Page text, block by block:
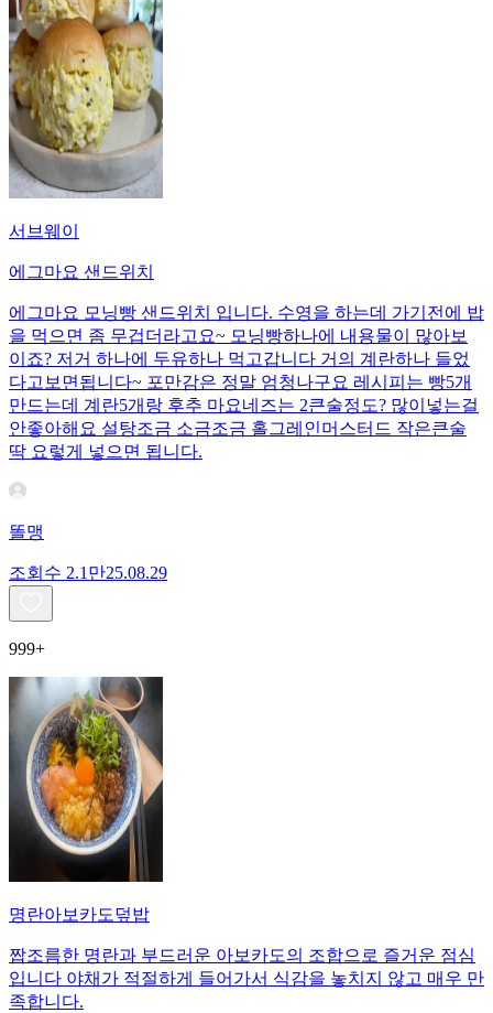
서브웨이
에그마요 샌드위치
에그마요 모닝빵 샌드위치 입니다. 수영을 하는데 가기전에 밥
을 먹으면 좀 무겁더라고요~ 모닝빵하나에 내용물이 많아보
이죠? 저거 하나에 두유하나 먹고갑니다 거의 계란하나 들었
다고보면됩니다~ 포만감은 정말 엄청나구요 레시피는 빵5개
만드는데 계란5개랑 후추 마요네즈는 2큰술정도? 많이넣는걸
안좋아해요 설탕조금 소금조금 홀그레인머스터드 작은큰술
딱 요렇게 넣으면 됩니다.
똘맹
조회수 2.1만25.08.29
999+
명란아보카도덮밥
짭조름한 명란과 부드러운 아보카도의 조합으로 즐거운 점심
입니다 야채가 적절하게 들어가서 식감을 놓치지 않고 매우 만
족합니다.